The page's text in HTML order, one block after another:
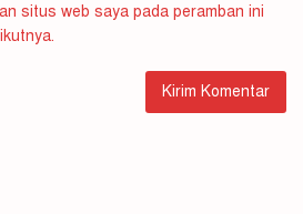
situs web saya pada peramban ini